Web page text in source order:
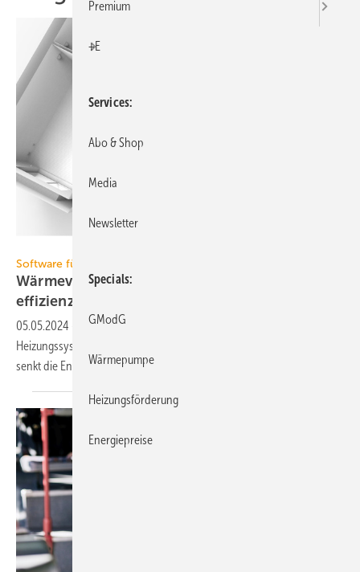
Software für den Hydraulischen Abgleich
Wärmeverteilung und -übergabe auf Energie­
effizienz
05.05.2024
Ein software­gestützter Hydraulischer Abgleich von
Heizungs­sys­temen sorgt für mehr Be­hag­lichkeit in den Räumen und
senkt die Energie­kosten.
Premium
+E
Services
Abo & Shop
Media
Newsletter
Specials
GModG
Wärmepumpe
Heizungsförderung
Energiepreise